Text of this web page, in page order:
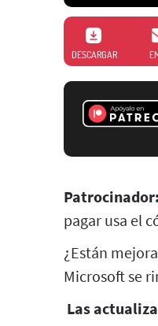
DESCARGAR
Patrocinador:
pagar usa el
¿Están
Microsoft se
Las